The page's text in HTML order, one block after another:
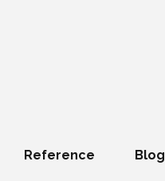
Reference Blog